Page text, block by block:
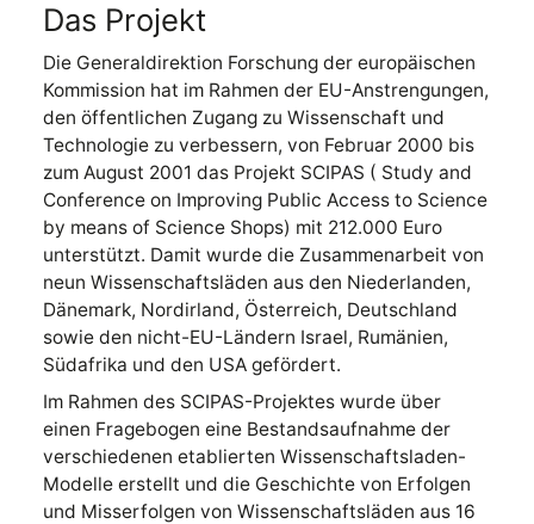
Das Projekt
Die Generaldirektion Forschung der europäischen
Kommission hat im Rahmen der EU-Anstrengungen,
den öffentlichen Zugang zu Wissenschaft und
Technologie zu verbessern, von Februar 2000 bis
zum August 2001 das Projekt SCIPAS ( Study and
Conference on Improving Public Access to Science
by means of Science Shops) mit 212.000 Euro
unterstützt. Damit wurde die Zusammenarbeit von
neun Wissenschaftsläden aus den Niederlanden,
Dänemark, Nordirland, Österreich, Deutschland
sowie den nicht-EU-Ländern Israel, Rumänien,
Südafrika und den USA gefördert.
Im Rahmen des SCIPAS-Projektes wurde über
einen Fragebogen eine Bestandsaufnahme der
verschiedenen etablierten Wissenschaftsladen-
Modelle erstellt und die Geschichte von Erfolgen
und Misserfolgen von Wissenschaftsläden aus 16